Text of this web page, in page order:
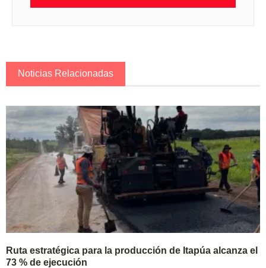
Noticias Relacionadas
Ruta estratégica para la producción de Itapúa alcanza el
73 % de ejecución